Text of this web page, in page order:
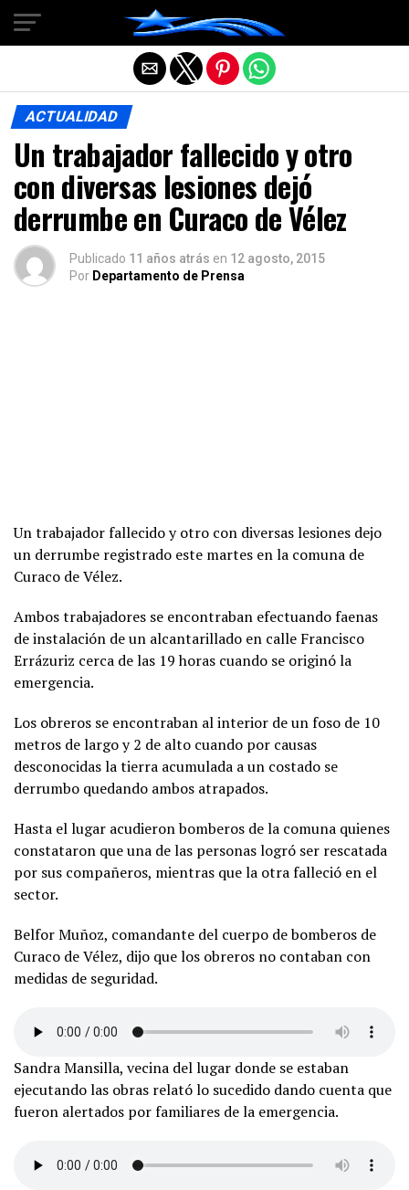
ACTUALIDAD
Un trabajador fallecido y otro
con diversas lesiones dejó
derrumbe en Curaco de Vélez
Publicado 11 años atrás en 12 agosto, 2015
Por Departamento de Prensa
Un trabajador fallecido y otro con diversas lesiones dejo
un derrumbe registrado este martes en la comuna de
Curaco de Vélez.
Ambos trabajadores se encontraban efectuando faenas
de instalación de un alcantarillado en calle Francisco
Errázuriz cerca de las 19 horas cuando se originó la
emergencia.
Los obreros se encontraban al interior de un foso de 10
metros de largo y 2 de alto cuando por causas
desconocidas la tierra acumulada a un costado se
derrumbo quedando ambos atrapados.
Hasta el lugar acudieron bomberos de la comuna quienes
constataron que una de las personas logró ser rescatada
por sus compañeros, mientras que la otra falleció en el
sector.
Belfor Muñoz, comandante del cuerpo de bomberos de
Curaco de Vélez, dijo que los obreros no contaban con
medidas de seguridad.
Sandra Mansilla, vecina del lugar donde se estaban
ejecutando las obras relató lo sucedido dando cuenta que
fueron alertados por familiares de la emergencia.
Salir de la versión móvil